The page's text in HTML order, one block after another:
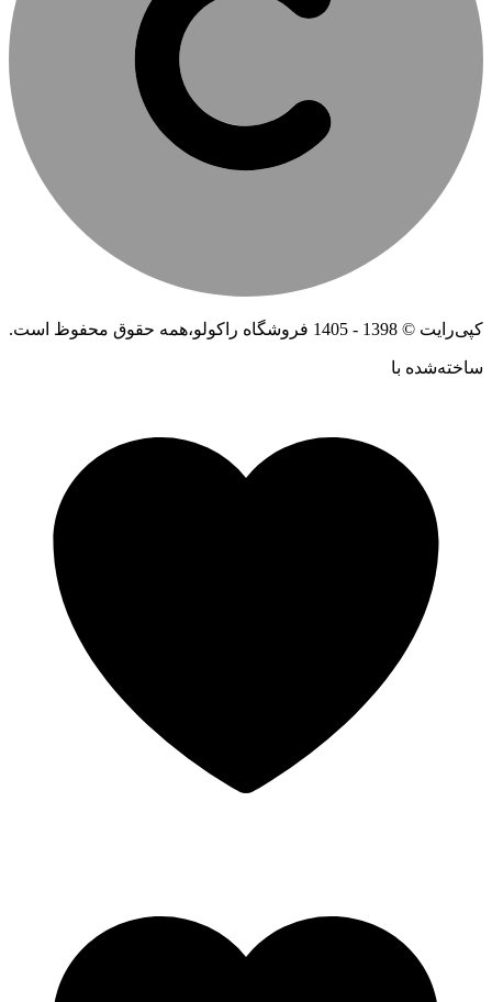
کپی‌رایت © 1398 - 1405 فروشگاه راکولو،همه حقوق محفوظ است.
ساخته‌شده ‌با